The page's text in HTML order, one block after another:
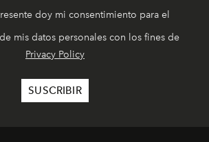
doy mi consentimiento para el
mis datos personales con los fines de
Privacy Policy